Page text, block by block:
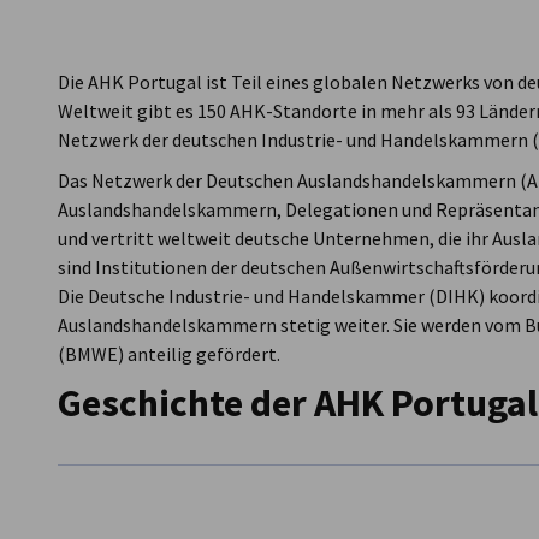
Die AHK Portugal ist Teil eines globalen Netzwerks von
Weltweit gibt es 150 AHK-Standorte in mehr als 93
Netzwerk der deutschen Industrie- und Handelskammern
Das Netzwerk der Deutschen Auslandshandelskammern
Auslandshandelskammern, Delegationen und
und vertritt weltweit deutsche Unternehmen, die ihr
sind Institutionen der deutschen
Die Deutsche Industrie- und Handelskammer (DIHK)
Auslandshandelskammern stetig weiter. Sie werden vom
(BMWE) anteilig gefördert.
Geschichte der AHK Portugal